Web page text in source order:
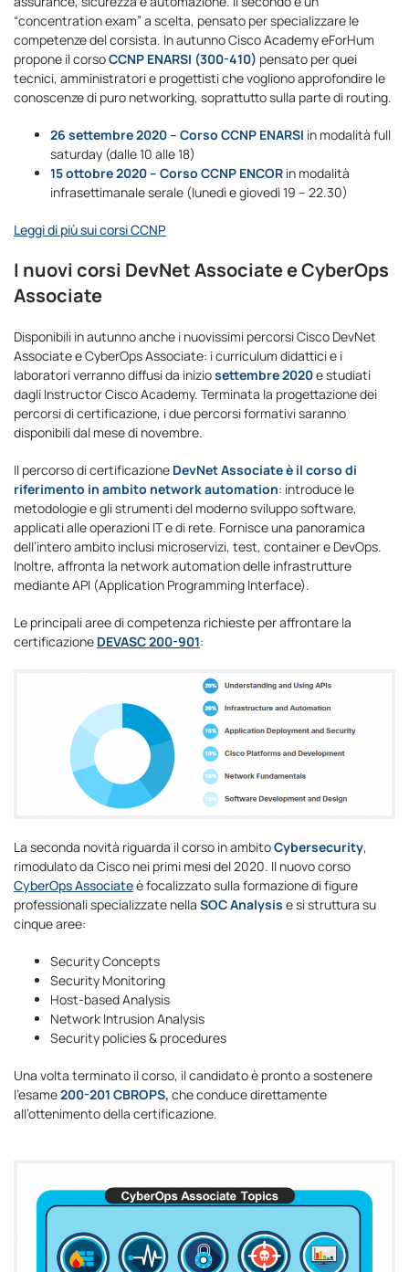
“concentration exam” a scelta, pensato per specializzare le
competenze del corsista. In autunno Cisco Academy eForHum
propone il corsoCCNP ENARSI (300-410) pensato per quei
tecnici, amministratori e progettisti che vogliono approfondire le
conoscenze di puro networking, soprattutto sulla parte di routing.
26 settembre 2020 – Corso CCNP ENARSI in modalità full
saturday (dalle 10 alle 18)
15 ottobre 2020 – Corso CCNP ENCOR in modalità
infrasettimanale serale (lunedì e giovedì 19 – 22.30)
Leggi di più sui corsi CCNP
I nuovi corsi DevNet Associate e CyberOps
Associate
Disponibili in autunno anche i nuovissimi percorsi Cisco DevNet
Associate e CyberOps Associate: i curriculum didattici e i
laboratori verranno diffusi da iniziosettembre 2020e studiati
dagli Instructor Cisco Academy. Terminata la progettazione dei
percorsi di certificazione, i due percorsi formativi saranno
disponibili dal mese di novembre.
Il percorso di certificazione DevNet Associate è il corso di
riferimento in ambito network automation: introduce le
metodologie e gli strumenti del moderno sviluppo software,
applicati alle operazioni IT e di rete. Fornisce una panoramica
dell’intero ambito inclusi microservizi, test, container e DevOps.
Inoltre, affronta la network automation delle infrastrutture
mediante API (Application Programming Interface).
Le principali aree di competenza richieste per affrontare la
certificazione DEVASC 200-901:
La seconda novità riguarda il corso in ambitoCybersecurity,
rimodulato da Cisco nei primi mesi del 2020. Il nuovo corso
CyberOps Associateè focalizzato sulla formazione di figure
professionali specializzate nella SOC Analysis e si struttura su
cinque aree:
Security Concepts
Security Monitoring
Host-based Analysis
Network Intrusion Analysis
Security policies & procedures
Una volta terminato il corso, il candidato è pronto a sostenere
l’esame200-201 CBROPS, che conduce direttamente
all’ottenimento della certificazione.